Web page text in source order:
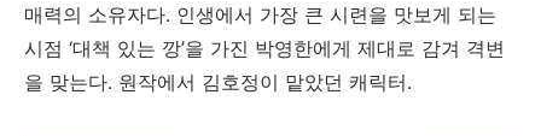
매력의 소유자다. 인생에서 가장 큰 시련을 맛보게 되는
시점 ‘대책 있는 깡’을 가진 박영한에게 제대로 감겨 격변
을 맞는다. 원작에서 김호정이 맡았던 캐릭터.